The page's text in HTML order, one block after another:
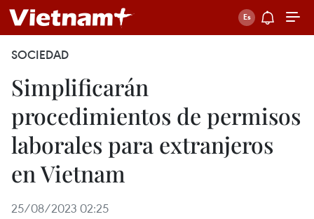
SOCIEDAD
Simplificarán
procedimientos de permisos
laborales para extranjeros
en Vietnam
25/08/2023 02:25